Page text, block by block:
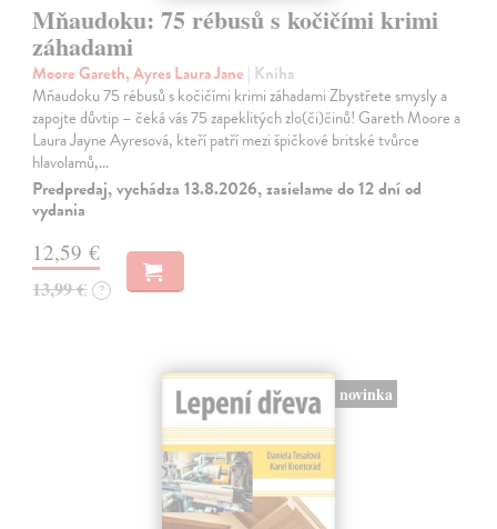
Mňaudoku: 75 rébusů s kočičími krimi
záhadami
Moore Gareth, Ayres Laura Jane | Kniha
Mňaudoku 75 rébusů s kočičími krimi záhadami Zbystřete smysly a
zapojte důvtip – čeká vás 75 zapeklitých zlo(či)činů! Gareth Moore a
Laura Jayne Ayresová, kteří patří mezi špičkové britské tvůrce
hlavolamů,…
Predpredaj, vychádza 13.8.2026, zasielame do 12 dní od
vydania
12,59 €
13,99 € ?
novinka